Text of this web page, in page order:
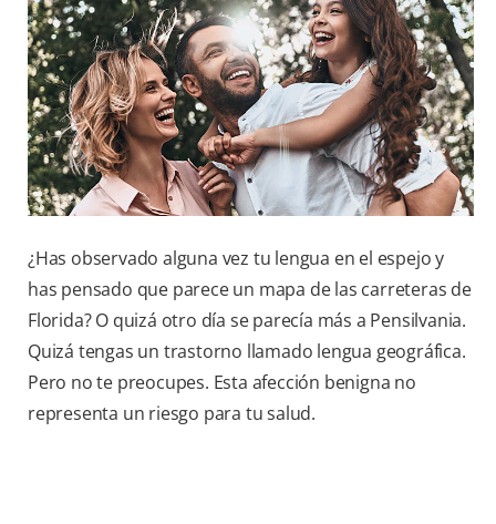
PARA PROFESIONALES
CUPONES
EC (ES)
SUSCRÍBETE
¿Has observado alguna vez tu lengua en el espejo y
has pensado que parece un mapa de las carreteras de
Florida? O quizá otro día se parecía más a Pensilvania.
Quizá tengas un trastorno llamado lengua geográfica.
Pero no te preocupes. Esta afección benigna no
representa un riesgo para tu salud.